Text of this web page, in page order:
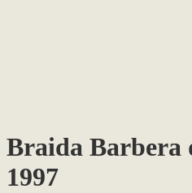
Braida Barbera
1997